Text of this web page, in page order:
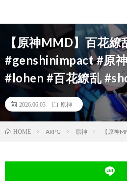
【原神MMD】百花
#genshinimpact #原
#lohen #百花繚乱
2026.06.03 原神
HOME ARPG 原神 【原神